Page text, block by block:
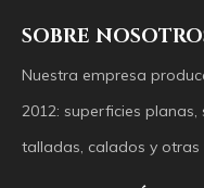
SOBRE
Nuestra empresa
2012: superficies
talladas, calados y otras